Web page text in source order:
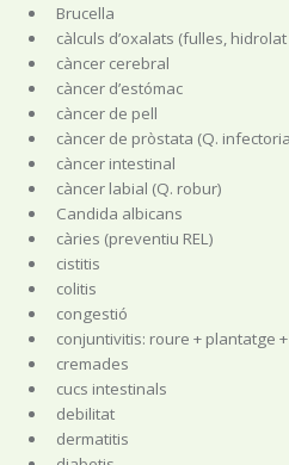
Brucella
càlculs d’oxalats (fulles,
càncer cerebral
càncer d’estómac
càncer de pell
càncer de pròstata (Q.
càncer intestinal
càncer labial (Q. robur)
Candida albicans
càries (preventiu REL)
cistitis
colitis
congestió
conjuntivitis: roure + plantatge
cremades
cucs intestinals
debilitat
dermatitis